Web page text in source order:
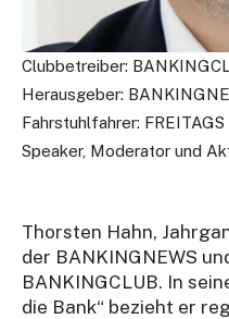
Clubbetreiber:
Herausgeber:
Fahrstuhlfahrer:
Speaker, Moderator und
Thorsten Hahn,
der BANKINGNEWS
BANKINGCLUB. In
die Bank“ bezieht er